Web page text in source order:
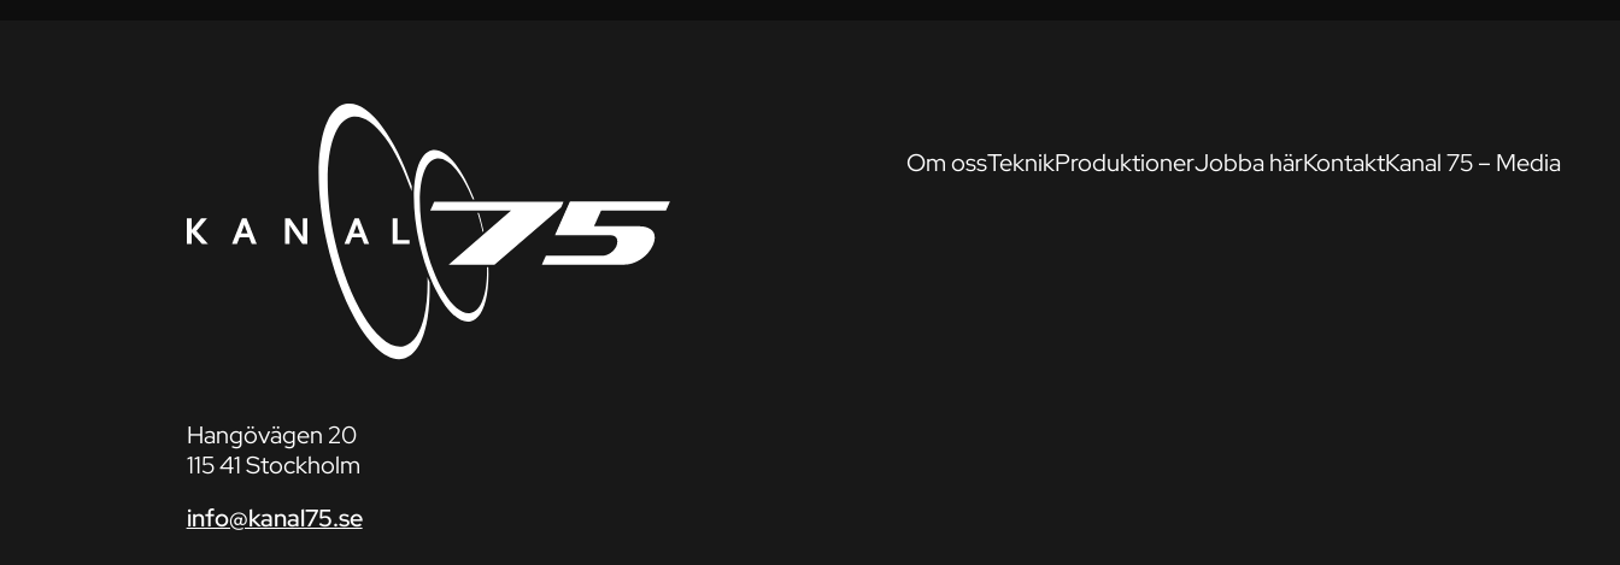
Hangövägen 20
115 41 Stockholm
info@kanal75.se
Om ossTeknikProduktionerJobba härKontaktKanal 75 – Media